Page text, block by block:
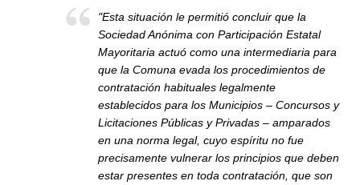
"Esta situación le permitió concluir que la
Sociedad Anónima con Participación Estatal
Mayoritaria actuó como una intermediaria para
que la Comuna evada los procedimientos de
contratación habituales legalmente
establecidos para los Municipios – Concursos y
Licitaciones Públicas y Privadas – amparados
en una norma legal, cuyo espíritu no fue
precisamente vulnerar los principios que deben
estar presentes en toda contratación, que son